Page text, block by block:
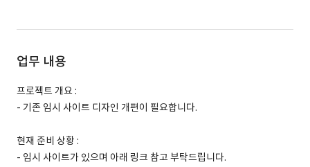
업무 내용
프로젝트 개요 :
- 기존 임시 사이트 디자인 개편이 필요합니다.
현재 준비 상황 :
- 임시 사이트가 있으며 아래 링크 참고 부탁드립니다.